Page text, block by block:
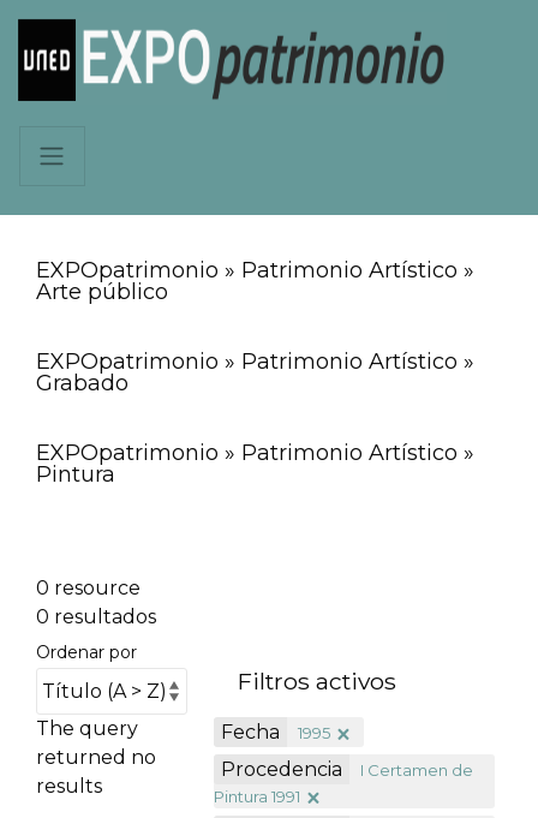
EXPOpatrimonio » Patrimonio Artístico »
Arte público
EXPOpatrimonio » Patrimonio Artístico »
Grabado
EXPOpatrimonio » Patrimonio Artístico »
Pintura
0 resource
0 resultados
Ordenar por
The query
returned no
results
Filtros activos
Fecha 1995
Procedencia
I Certamen de
Pintura 1991